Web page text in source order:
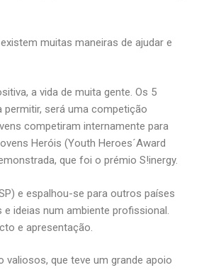
muitas maneiras de ajudar e
a vida de muita gente. Os 5
permitir, será uma competição
competiram internamente para
Heróis (Youth Heroes´Award
que foi o prémio S!inergy.
e espalhou-se para outros países
ideias num ambiente profissional.
e apresentação.
que teve um grande apoio